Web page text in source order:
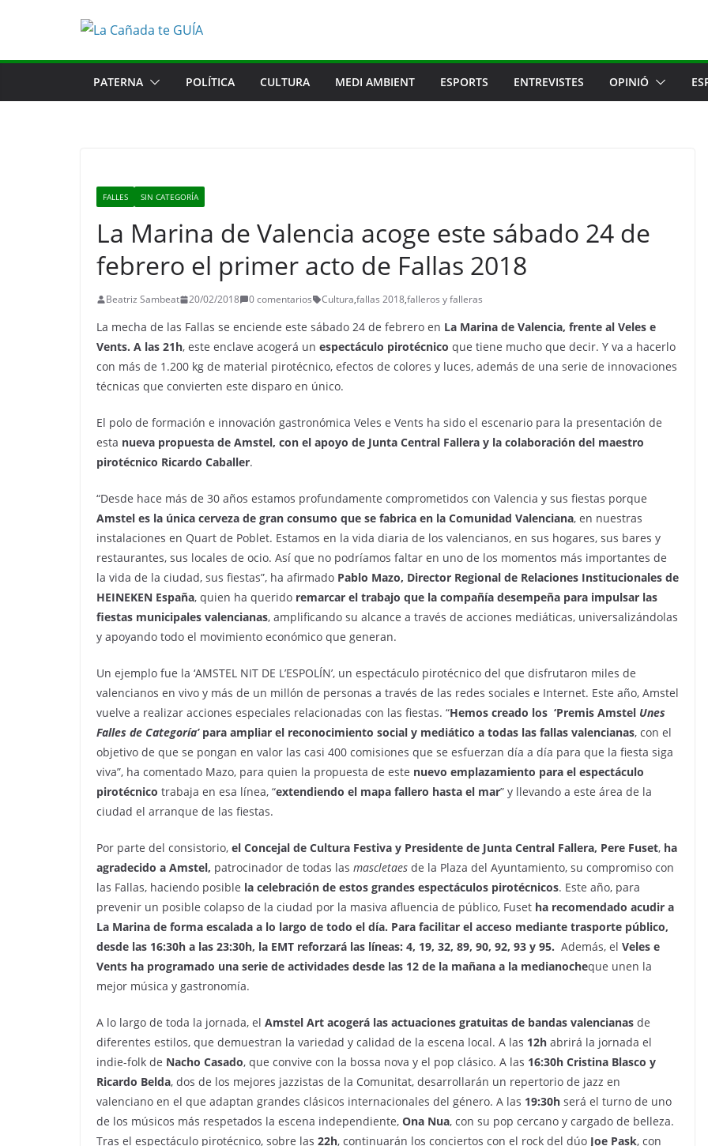
PATERNA POLÍTICA CULTURA MEDI AMBIENT ESPORTS ENTREVISTES OPINIÓ
FALLES SIN CATEGORÍA
La Marina de Valencia acoge este sábado 24 de
febrero el primer acto de Fallas 2018
Beatriz Sambeat 20/02/2018 0 comentarios Cultura,fallas 2018,falleros y falleras
La mecha de las Fallas se enciende este sábado 24 de febrero en La Marina de Valencia, frente al Veles e
Vents. A las 21h, este enclave acogerá un espectáculo pirotécnico que tiene mucho que decir. Y va a hacerlo
con más de 1.200 kg de material pirotécnico, efectos de colores y luces, además de una serie de innovaciones
técnicas que convierten este disparo en único.
El polo de formación e innovación gastronómica Veles e Vents ha sido el escenario para la presentación de
esta nueva propuesta de Amstel, con el apoyo de Junta Central Fallera y la colaboración del maestro
pirotécnico Ricardo Caballer.
“Desde hace más de 30 años estamos profundamente comprometidos con Valencia y sus fiestas porque
Amstel es la única cerveza de gran consumo que se fabrica en la Comunidad Valenciana, en nuestras
instalaciones en Quart de Poblet. Estamos en la vida diaria de los valencianos, en sus hogares, sus bares y
restaurantes, sus locales de ocio. Así que no podríamos faltar en uno de los momentos más importantes de
la vida de la ciudad, sus fiestas”, ha afirmado Pablo Mazo, Director Regional de Relaciones Institucionales de
HEINEKEN España, quien ha querido remarcar el trabajo que la compañía desempeña para impulsar las
fiestas municipales valencianas, amplificando su alcance a través de acciones mediáticas, universalizándolas
y apoyando todo el movimiento económico que generan.
Un ejemplo fue la ‘AMSTEL NIT DE L’ESPOLÍN’, un espectáculo pirotécnico del que disfrutaron miles de
valencianos en vivo y más de un millón de personas a través de las redes sociales e Internet. Este año, Amstel
vuelve a realizar acciones especiales relacionadas con las fiestas. “Hemos creado los ‘Premis Amstel Unes
Falles de Categoría’ para ampliar el reconocimiento social y mediático a todas las fallas valencianas, con el
objetivo de que se pongan en valor las casi 400 comisiones que se esfuerzan día a día para que la fiesta siga
viva”, ha comentado Mazo, para quien la propuesta de este nuevo emplazamiento para el espectáculo
pirotécnico trabaja en esa línea, “extendiendo el mapa fallero hasta el mar” y llevando a este área de la
ciudad el arranque de las fiestas.
Por parte del consistorio, el Concejal de Cultura Festiva y Presidente de Junta Central Fallera, Pere Fuset, ha
agradecido a Amstel, patrocinador de todas las mascletaes de la Plaza del Ayuntamiento, su compromiso con
las Fallas, haciendo posible la celebración de estos grandes espectáculos pirotécnicos. Este año, para
prevenir un posible colapso de la ciudad por la masiva afluencia de público, Fuset ha recomendado acudir a
La Marina de forma escalada a lo largo de todo el día. Para facilitar el acceso mediante trasporte público,
desde las 16:30h a las 23:30h, la EMT reforzará las líneas: 4, 19, 32, 89, 90, 92, 93 y 95. Además, el Veles e
Vents ha programado una serie de actividades desde las 12 de la mañana a la medianocheque unen la
mejor música y gastronomía.
A lo largo de toda la jornada, el Amstel Art acogerá las actuaciones gratuitas de bandas valencianas de
diferentes estilos, que demuestran la variedad y calidad de la escena local. A las 12h abrirá la jornada el
indie-folk de Nacho Casado, que convive con la bossa nova y el pop clásico. A las 16:30h Cristina Blasco y
Ricardo Belda, dos de los mejores jazzistas de la Comunitat, desarrollarán un repertorio de jazz en
valenciano en el que adaptan grandes clásicos internacionales del género. A las 19:30h será el turno de uno
de los músicos más respetados la escena independiente, Ona Nua, con su pop cercano y cargado de belleza.
Tras el espectáculo pirotécnico, sobre las 22h, continuarán los conciertos con el rock del dúo Joe Pask, con